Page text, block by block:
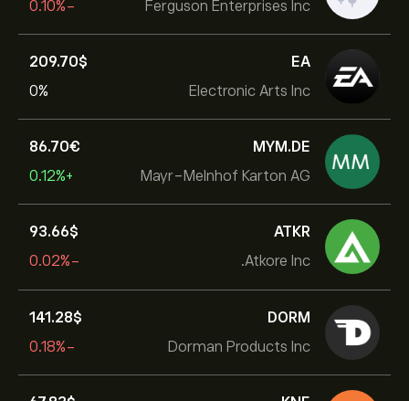
Ferguson Enterprises Inc
-0.10%
EA
Electronic Arts Inc
209.70‎$‎
0%
MYM.DE
Mayr-Melnhof Karton AG
86.70‎€‎
+0.12%
ATKR
Atkore Inc.
93.66‎$‎
-0.02%
DORM
Dorman Products Inc
141.28‎$‎
-0.18%